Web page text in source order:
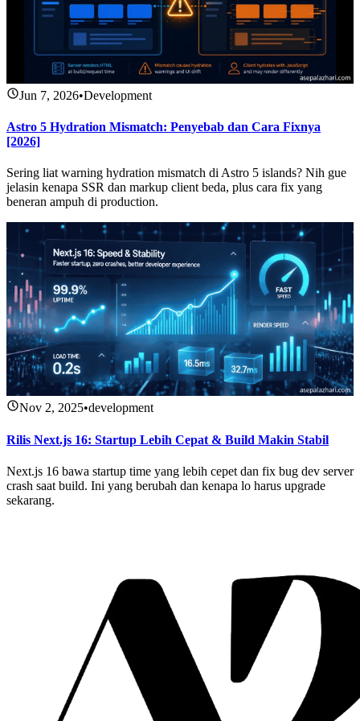
Jun 7, 2026•Development
Astro 5 Hydration Mismatch: Penyebab dan Cara Fixnya
[2026]
Sering liat warning hydration mismatch di Astro 5 islands? Nih gue
jelasin kenapa SSR dan markup client beda, plus cara fix yang
beneran ampuh di production.
Nov 2, 2025•development
Rilis Next.js 16: Startup Lebih Cepat & Build Makin Stabil
Next.js 16 bawa startup time yang lebih cepet dan fix bug dev server
crash saat build. Ini yang berubah dan kenapa lo harus upgrade
sekarang.